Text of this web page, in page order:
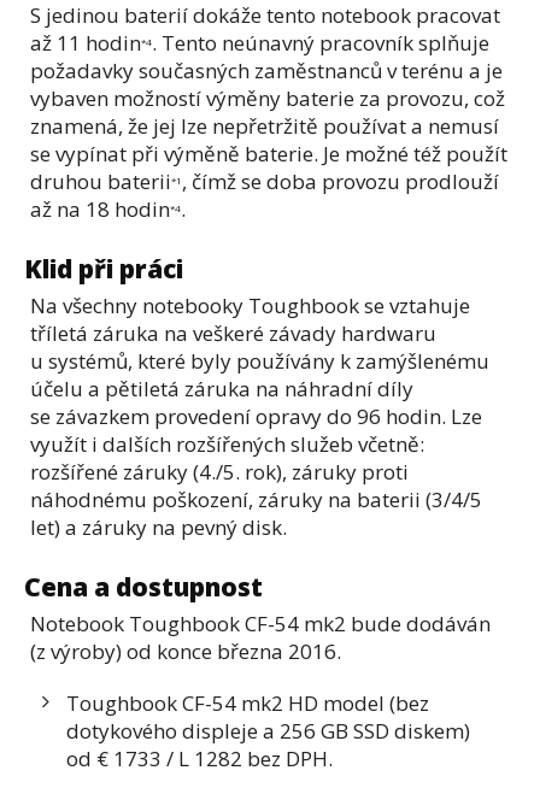
S jedinou baterií dokáže tento notebook pracovat
až 11 hodin*4. Tento neúnavný pracovník splňuje
požadavky současných zaměstnanců v terénu a je
vybaven možností výměny baterie za provozu, což
znamená, že jej lze nepřetržitě používat a nemusí
se vypínat při výměně baterie. Je možné též použít
druhou baterii*1 , čímž se doba provozu prodlouží
až na 18 hodin*4.
Klid při práci
Na všechny notebooky Toughbook se vztahuje
tříletá záruka na veškeré závady hardwaru
u systémů, které byly používány k zamýšlenému
účelu a pětiletá záruka na náhradní díly
se závazkem provedení opravy do 96 hodin. Lze
využít i dalších rozšířených služeb včetně:
rozšířené záruky (4./5. rok), záruky proti
náhodnému poškození, záruky na baterii (3/4/5
let) a záruky na pevný disk.
Cena a dostupnost
Notebook Toughbook CF-54 mk2 bude dodáván
(z výroby) od konce března 2016.
Toughbook CF-54 mk2 HD model (bez
dotykového displeje a 256 GB SSD diskem)
od € 1733 / L 1282 bez DPH.